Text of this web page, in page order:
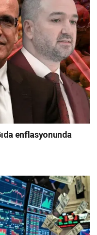
enflasyonunda